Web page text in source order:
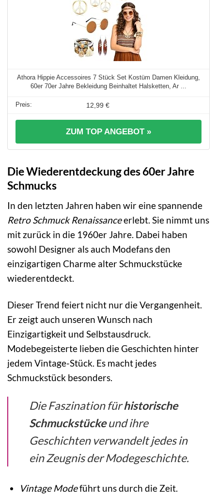
Athora Hippie Accessoires 7 Stück Set Kostüm Damen Kleidung,
60er 70er Jahre Bekleidung Beinhaltet Halsketten, Ar ...
12,99 €
ZUM TOP ANGEBOT »
Die Wiederentdeckung des 60er Jahre
Schmucks
In den letzten Jahren haben wir eine spannende
Retro Schmuck Renaissanceerlebt. Sie nimmt uns
mit zurück in die 1960er Jahre. Dabei haben
sowohl Designer als auch Modefans den
einzigartigen Charme alter Schmuckstücke
wiederentdeckt.
Dieser Trend feiert nicht nur die Vergangenheit.
Er zeigt auch unseren Wunsch nach
Einzigartigkeit und Selbstausdruck.
Modebegeisterte lieben die Geschichten hinter
jedem Vintage-Stück. Es macht jedes
Schmuckstück besonders.
Die Faszination fürhistorische
Schmuckstückeund ihre
Geschichten verwandelt jedes in
ein Zeugnis der Modegeschichte.
Vintage Modeführt uns durch die Zeit.